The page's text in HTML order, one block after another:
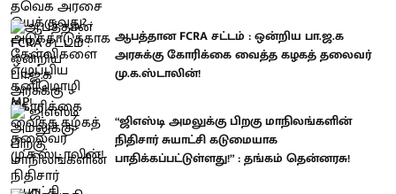
ஆபத்தான FCRA சட்டம் : ஒன்றிய பா.ஜ.க
அரசுக்கு கோரிக்கை வைத்த கழகத் தலைவர்
மு.க.ஸ்டாலின்!
“ஜிஎஸ்டி அமலுக்கு பிறகு மாநிலங்களின்
நிதிசார் சுயாட்சி கடுமையாக
பாதிக்கப்பட்டுள்ளது!” : தங்கம் தென்னரசு!